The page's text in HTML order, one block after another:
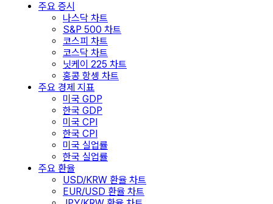
주요 증시
나스닥 차트
S&P 500 차트
코스피 차트
코스닥 차트
닛케이 225 차트
홍콩 항셍 차트
주요 경제 지표
미국 GDP
한국 GDP
미국 CPI
한국 CPI
미국 실업률
한국 실업률
주요 환율
USD/KRW 환율 차트
EUR/USD 환율 차트